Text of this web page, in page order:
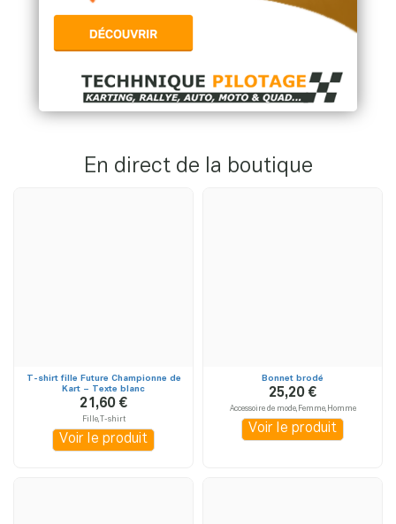
En direct de la boutique
T-shirt fille Future Championne de
Kart – Texte blanc
21,60 €
Fille,T-shirt
Voir le produit
Bonnet brodé
25,20 €
Accessoire de mode,Femme,Homme
Voir le produit